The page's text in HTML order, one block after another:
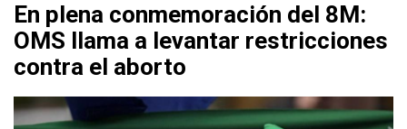
En plena conmemoración del 8M:
OMS llama a levantar restricciones
contra el aborto